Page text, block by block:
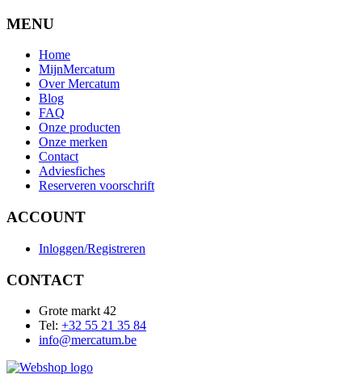
MENU
Home
MijnMercatum
Over Mercatum
Blog
FAQ
Onze producten
Onze merken
Contact
Adviesfiches
Reserveren voorschrift
ACCOUNT
Inloggen/Registreren
CONTACT
Grote markt 42
Tel: +32 55 21 35 84
info@mercatum.be